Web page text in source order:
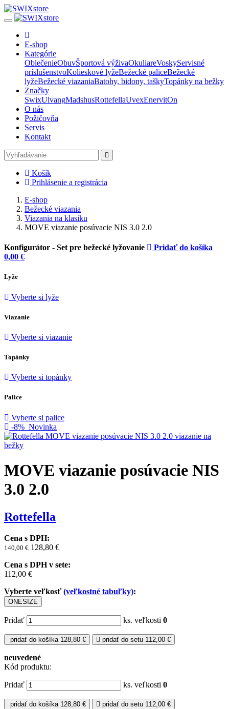
E-shop
Kategórie
OblečenieObuvŠportová výživaOkuliareVoskyServisné
príslušenstvoKolieskové lyžeBežecké paliceBežecké
lyžeBežecké viazaniaBatohy, bidony, taškyTopánky na bežky
Značky
SwixUlvangMadshusRottefellaUvexEnervitOn
O nás
Požičovňa
Servis
Kontakt
Košík
Prihlásenie a registrácia
E-shop
Bežecké viazania
Viazania na klasiku
MOVE viazanie posúvacie NIS 3.0 2.0
Konfigurátor - Set pre bežecké lyžovanie
Pridať do košíka
0,00 €
Lyže
Vyberte si lyže
Viazanie
Vyberte si viazanie
Topánky
Vyberte si topánky
Palice
Vyberte si palice
-8% Novinka
MOVE viazanie posúvacie NIS
3.0 2.0
Rottefella
Cena s DPH:
140,00 € 128,80 €
Cena s DPH v sete:
112,00 €
Vyberte veľkosť(veľkostné tabuľky):
ONESIZE
Pridať ks. veľkosti 0
pridať do košíka 128,80 € pridať do setu 112,00 €
neuvedené
Kód produktu:
Pridať ks. veľkosti 0
pridať do košíka 128,80 € pridať do setu 112,00 €